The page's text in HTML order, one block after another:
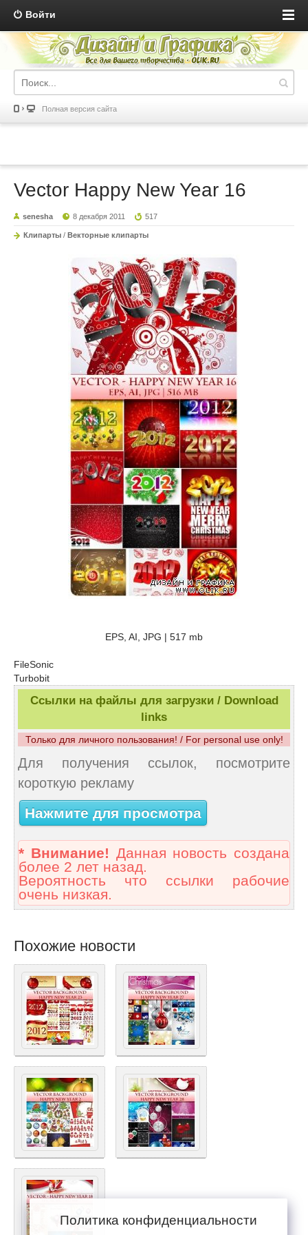
Войти
Полная версия сайта
Vector Happy New Year 16
senesha 8 декабря 2011 517
Клипарты / Векторные клипарты
EPS, AI, JPG | 517 mb
FileSonic
Turbobit
Ссылки на файлы для загрузки / Download
links
Только для личного пользования! / For personal use only!
Для получения ссылок, посмотрите
короткую рекламу
Нажмите для просмотра
* Внимание! Данная новость создана
более 2 лет назад.
Вероятность что ссылки рабочие
очень низкая.
Похожие новости
Политика конфиденциальности